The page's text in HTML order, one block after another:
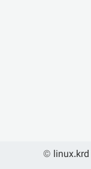
© linux.krd